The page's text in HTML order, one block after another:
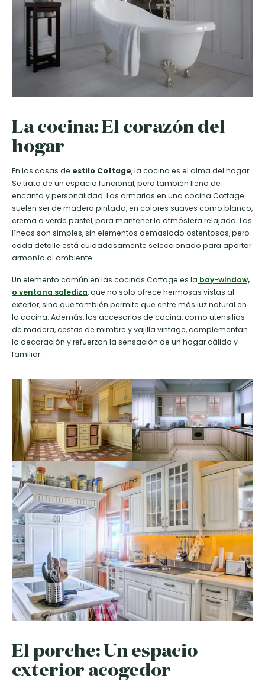
La cocina: El corazón del
hogar
En las casas de estilo Cottage, la cocina es el alma del hogar.
Se trata de un espacio funcional, pero también lleno de
encanto y personalidad. Los armarios en una cocina Cottage
suelen ser de madera pintada, en colores suaves como blanco,
crema o verde pastel, para mantener la atmósfera relajada. Las
líneas son simples, sin elementos demasiado ostentosos, pero
cada detalle está cuidadosamente seleccionado para aportar
armonía al ambiente.
Un elemento común en las cocinas Cottage es la bay-window,
o ventana salediza, que no solo ofrece hermosas vistas al
exterior, sino que también permite que entre más luz natural en
la cocina. Además, los accesorios de cocina, como utensilios
de madera, cestas de mimbre y vajilla vintage, complementan
la decoración y refuerzan la sensación de un hogar cálido y
familiar.
El porche: Un espacio
exterior acogedor